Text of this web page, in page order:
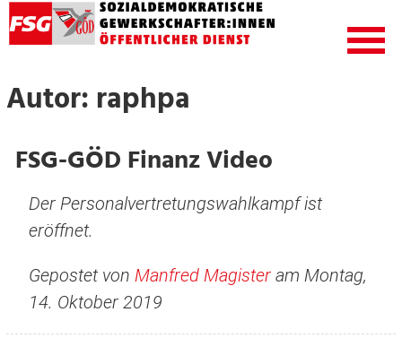
Autor: raphpa
FSG-GÖD Finanz Video
Der Personalvertretungswahlkampf ist
eröffnet.
Gepostet von Manfred Magisteram Montag,
14. Oktober 2019